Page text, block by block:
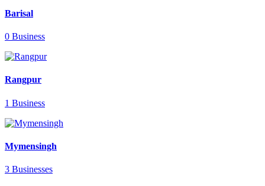
Barisal
0 Business
Rangpur
1 Business
Mymensingh
3 Businesses